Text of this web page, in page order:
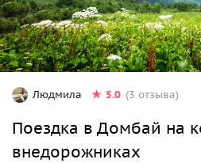
Людмила 5.0 (3 отзыва)
Поездка в Домбай на
внедорожниках